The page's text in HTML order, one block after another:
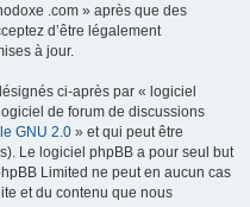
.com » après que des
d’être légalement
à jour.
ci-après par « logiciel
de forum de discussions
GNU 2.0 » et qui peut être
Le logiciel phpBB a pour seul but
Limited ne peut en aucun cas
et du contenu que nous